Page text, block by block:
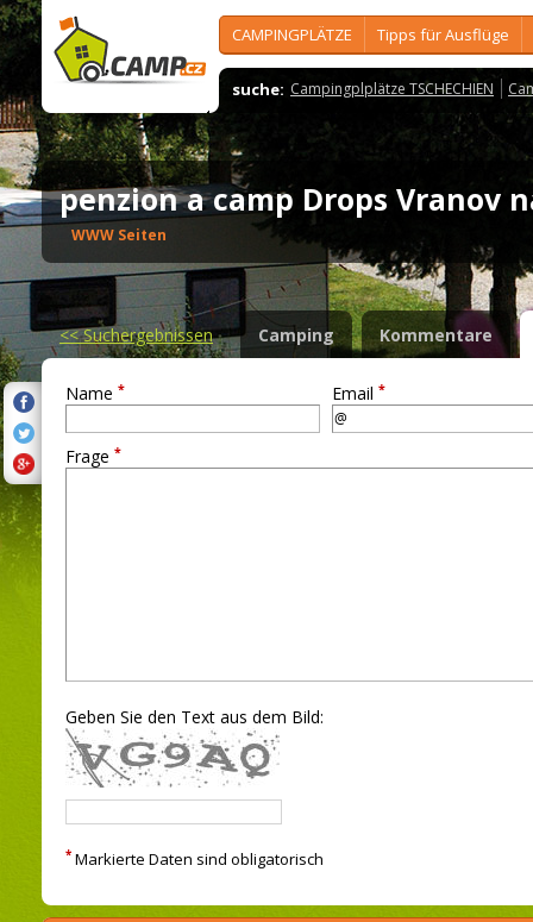
CAMPINGPLÄTZE Tipps für Ausflüge
suche: Campingplplätze TSCHECHIEN
penzion a camp Drops Vranov
WWW Seiten
<<Suchergebnissen Camping Kommentare
Name * Email *
Frage *
Geben Sie den Text aus dem Bild:
* Markierte Daten sind obligatorisch